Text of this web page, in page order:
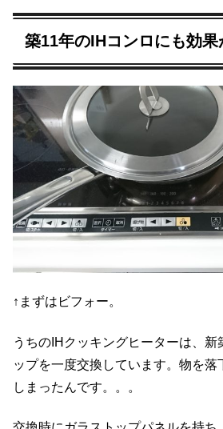
築11年のIHコンロにも効果
↑まずはビフォー。
うちのIHクッキングヒーターは、新
ップを一度交換しています。物を落
しまったんです。。。